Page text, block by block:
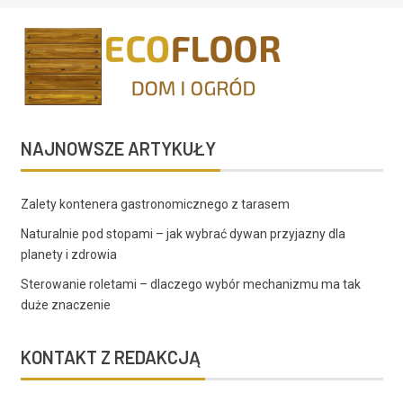
NAJNOWSZE ARTYKUŁY
Zalety kontenera gastronomicznego z tarasem
Naturalnie pod stopami – jak wybrać dywan przyjazny dla
planety i zdrowia
Sterowanie roletami – dlaczego wybór mechanizmu ma tak
duże znaczenie
KONTAKT Z REDAKCJĄ